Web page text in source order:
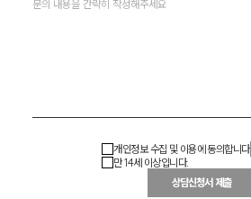
개인정보 수집 및 이용에 동의합니다
만 14세 이상입니다.
상담신청서 제출